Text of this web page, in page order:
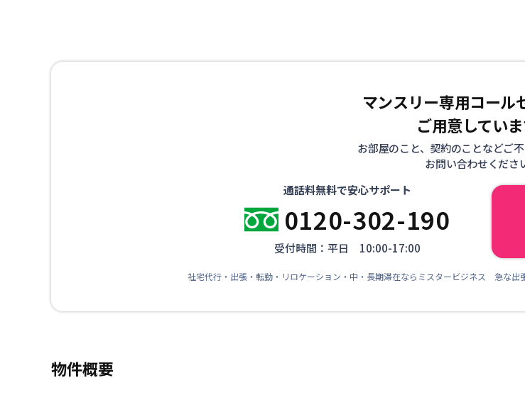
マンスリー専用コール
ご用意してい
お部屋のこと、契約のことなどご
お問い合わせくださ
通話料無料で安心サポート
0120-302-190
受付時間：平日 10:00-17:00
社宅代行・出張・転勤・リロケーション・中・長期滞在ならミスタービジネス 急な出
物件概要